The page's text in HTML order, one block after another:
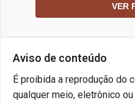
VER
Aviso de conteúdo
É proibida a reprodução do
qualquer meio, eletrônico